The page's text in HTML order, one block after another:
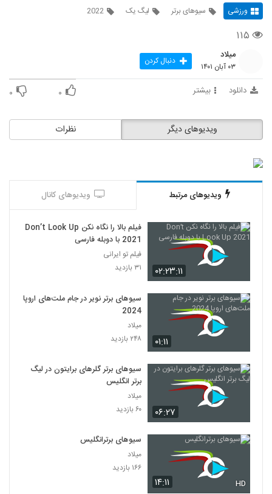
ورزشی سیوهای برتر لیگ یک 2022
۱۱۵
میلاد
۰۳ آبان ۱۴۰۱ دنبال کردن
دانلود بیشتر ۰ ۰
نظرات ویدیوهای دیگر
ویدیوهای مرتبط ویدیوهای کانال
۰۲:۲۳:۱۱
فیلم بالا را نگاه نکن Don’t Look Up
2021 با دوبله فارسی
فیلم تو ایرانی
۳۱ بازدید
۰۱:۱۱
سیوهای برتر نویر در جام ملت‌های اروپا
2024
میلاد
۲۴۸ بازدید
۰۶:۲۷
سیوهای برتر گلرهای برایتون در لیگ
برتر انگلیس
میلاد
۶۰ بازدید
۱۴:۱۱ HD
سیوهای برترانگلیس
میلاد
۱۶۶ بازدید